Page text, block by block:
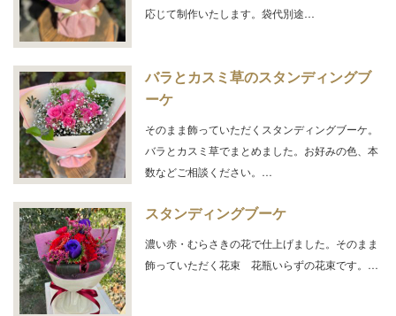
応じて制作いたします。袋代別途…
バラとカスミ草のスタンディングブ
ーケ
そのまま飾っていただくスタンディングブーケ。
バラとカスミ草でまとめました。お好みの色、本
数などご相談ください。…
スタンディングブーケ
濃い赤・むらさきの花で仕上げました。そのまま
飾っていただく花束 花瓶いらずの花束です。…